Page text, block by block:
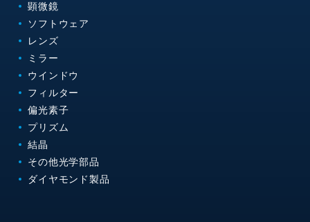
顕微鏡
ソフトウェア
レンズ
ミラー
ウインドウ
フィルター
偏光素子
プリズム
結晶
その他光学部品
ダイヤモンド製品